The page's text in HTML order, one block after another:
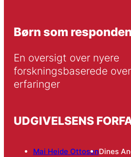
Børn som
En oversigt over nyere
forskningsbaserede
erfaringer
UDGIVELSENS
Mai Heide OttosenDines